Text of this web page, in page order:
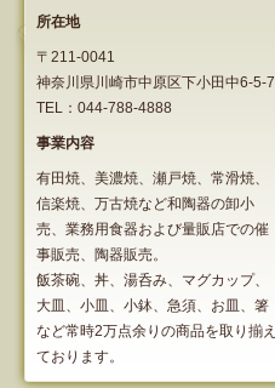
所在地
〒211-0041
神奈川県川崎市中原区下小田中6-5-7
TEL：044-788-4888
事業内容
有田焼、美濃焼、瀬戸焼、常滑焼、
信楽焼、万古焼など和陶器の卸小
売、業務用食器および量販店での催
事販売、陶器販売。
飯茶碗、丼、湯呑み、マグカップ、
大皿、小皿、小鉢、急須、お皿、箸
など常時2万点余りの商品を取り揃え
ております。